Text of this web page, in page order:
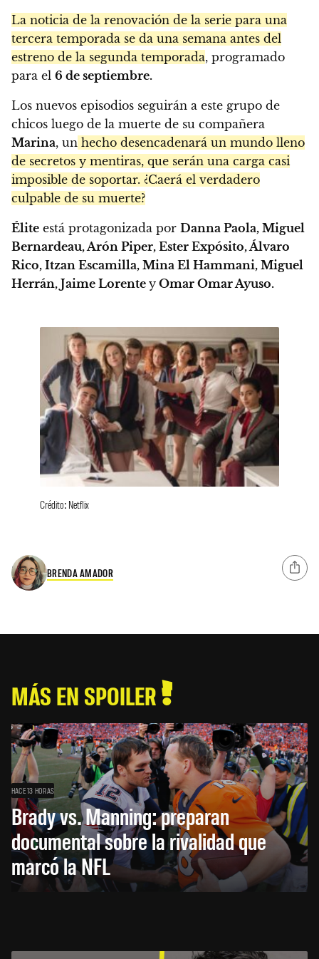
La noticia de la renovación de la serie para una
tercera temporada se da una semana antes del
estreno de la segunda temporada, programado
para el 6 de septiembre.
Los nuevos episodios seguirán a este grupo de
chicos luego de la muerte de su compañera
Marina, un hecho desencadenará un mundo lleno
de secretos y mentiras, que serán una carga casi
imposible de soportar. ¿Caerá el verdadero
culpable de su muerte?
Élite está protagonizada por Danna Paola, Miguel
Bernardeau, Arón Piper, Ester Expósito, Álvaro
Rico, Itzan Escamilla, Mina El Hammani, Miguel
Herrán, Jaime Lorente y Omar Omar Ayuso.
Crédito: Netflix
BRENDA AMADOR
MÁS EN SPOILER
HACE 13 HORAS
Brady vs. Manning: preparan
documental sobre la rivalidad que
marcó la NFL